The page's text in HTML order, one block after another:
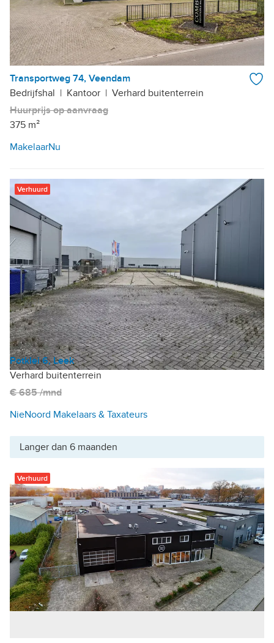
Transportweg 74, Veendam
Bedrijfshal | Kantoor | Verhard buitenterrein
Huurprijs op aanvraag
375 m²
MakelaarNu
Verhuurd
Potklei 6, Leek
Verhard buitenterrein
€ 685 /mnd
NieNoord Makelaars & Taxateurs
Langer dan 6 maanden
Verhuurd